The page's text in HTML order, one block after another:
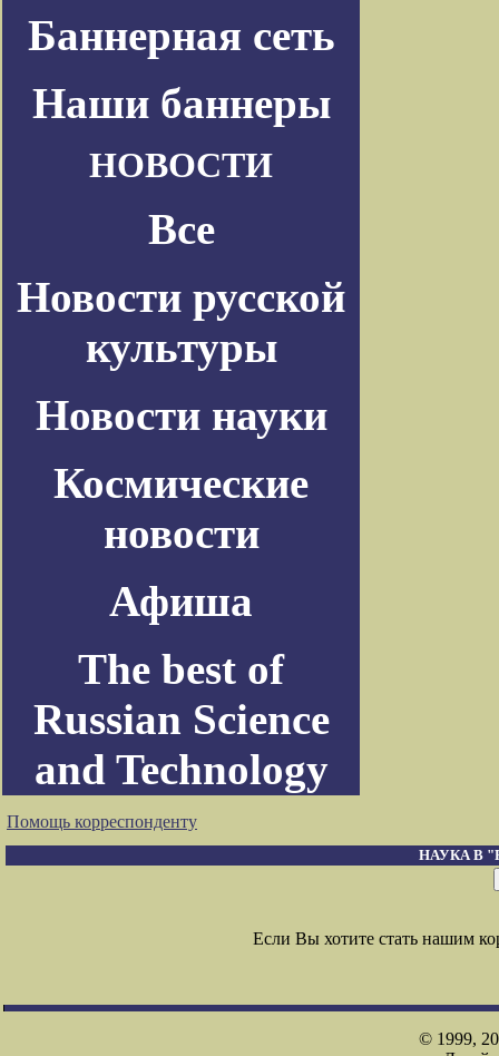
Баннерная сеть
Наши баннеры
НОВОСТИ
Все
Новости русской
культуры
Новости науки
Космические
новости
Афиша
The best of
Russian Science
and Technology
Помощь корреспонденту
НАУКА В
Если Вы хотите стать нашим
© 1999,